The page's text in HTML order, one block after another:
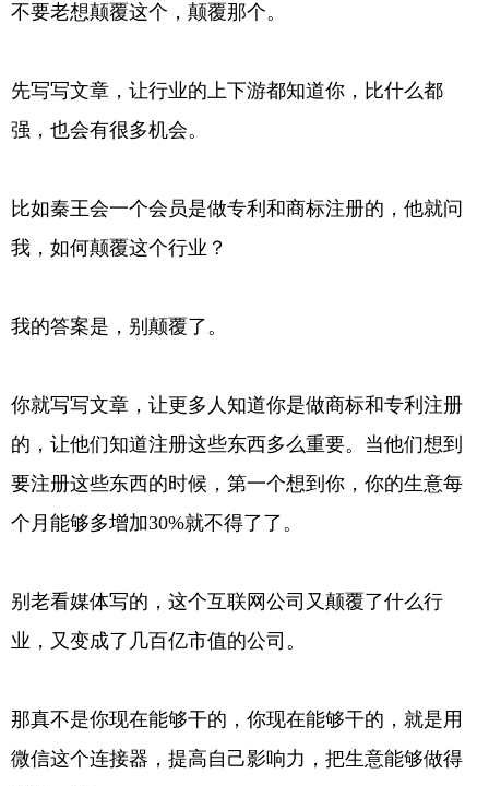
不要老想颠覆这个，颠覆那个。
先写写文章，让行业的上下游都知道你，比什么都
强，也会有很多机会。
比如秦王会一个会员是做专利和商标注册的，他就问
我，如何颠覆这个行业？
我的答案是，别颠覆了。
你就写写文章，让更多人知道你是做商标和专利注册
的，让他们知道注册这些东西多么重要。当他们想到
要注册这些东西的时候，第一个想到你，你的生意每
个月能够多增加30%就不得了了。
别老看媒体写的，这个互联网公司又颠覆了什么行
业，又变成了几百亿市值的公司。
那真不是你现在能够干的，你现在能够干的，就是用
微信这个连接器，提高自己影响力，把生意能够做得